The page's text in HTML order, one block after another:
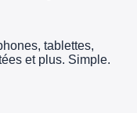
tablettes,
et plus. Simple.